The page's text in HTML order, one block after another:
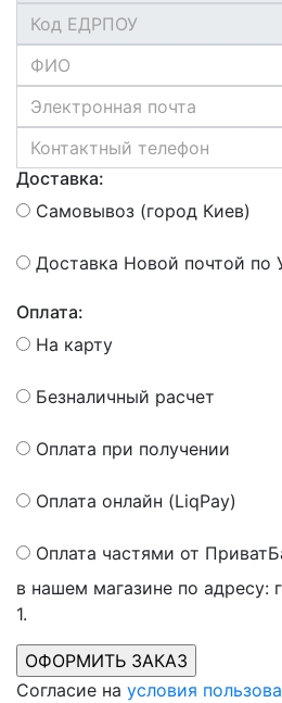
Доставка:
Самовывоз (город Киев)
Доставка Новой почтой по
Оплата:
На карту
Безналичный расчет
Оплата при получении
Оплата онлайн (LiqPay)
Оплата частями от
в нашем магазине по адресу:
1.
Согласие на условия